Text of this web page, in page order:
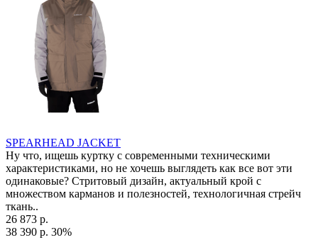
SPEARHEAD JACKET
Ну что, ищешь куртку с современными техническими
характеристиками, но не хочешь выглядеть как все вот эти
одинаковые? Стритовый дизайн, актуальный крой с
множеством карманов и полезностей, технологичная стрейч
ткань..
26 873 р.
38 390 р. 30%